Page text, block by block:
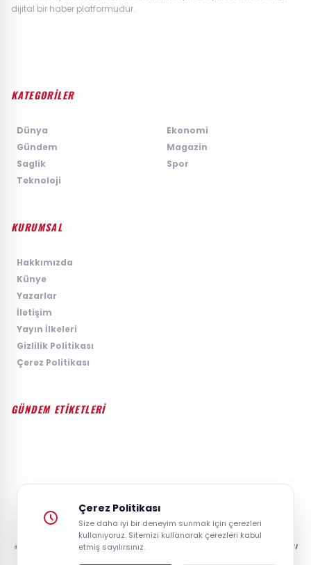
dijital bir haber platformudur.
KATEGORİLER
Dünya
Ekonomi
Gündem
Magazin
Saglik
Spor
Teknoloji
KURUMSAL
Hakkımızda
Künye
Yazarlar
İletişim
Yayın İlkeleri
Gizlilik Politikası
Çerez Politikası
GÜNDEM ETİKETLERİ
© 2026 GAZETESAYFA | TÜRKIYE VE DÜNYANIN GÜNCEL HABER POSTASI
Çerez Politikası
Size daha iyi bir deneyim sunmak için çerezleri
kullanıyoruz. Sitemizi kullanarak çerezleri kabul
etmiş sayılırsınız.